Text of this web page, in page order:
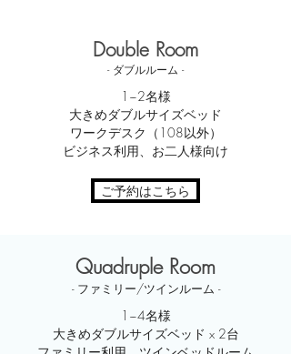
Double Room
- ダブルルーム -
1~2名様
大きめダブルサイズベッド
ワークデスク（108以外）
​ビジネス利用、お二人様向け
ご予約はこちら
Quadruple Room
- ファミリー/ツインルーム -
1~4名様
大きめダブルサイズベッド x 2台